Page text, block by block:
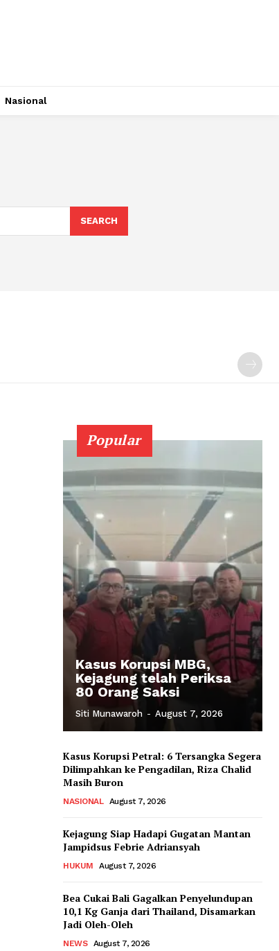
Nasional
SEARCH
Popular
Kasus Korupsi MBG,
Kejagung telah Periksa
80 Orang Saksi
Siti Munawaroh - August 7, 2026
Kasus Korupsi Petral: 6 Tersangka Segera
Dilimpahkan ke Pengadilan, Riza Chalid
Masih Buron
NASIONAL August 7, 2026
Kejagung Siap Hadapi Gugatan Mantan
Jampidsus Febrie Adriansyah
HUKUM August 7, 2026
Bea Cukai Bali Gagalkan Penyelundupan
10,1 Kg Ganja dari Thailand, Disamarkan
Jadi Oleh-Oleh
NEWS August 7, 2026